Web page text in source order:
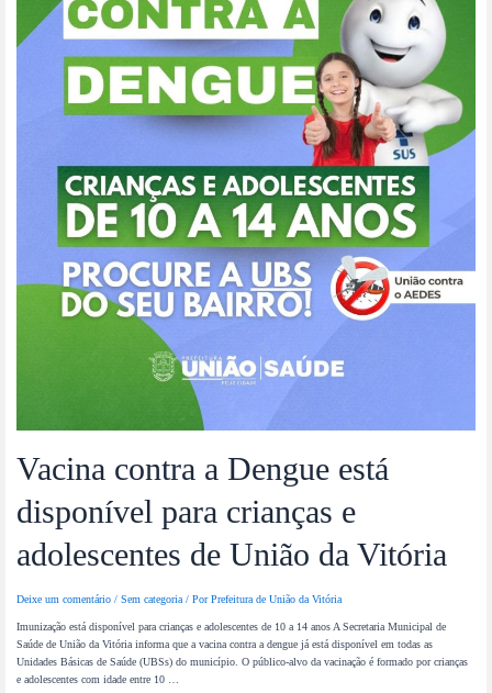
Vacina contra a Dengue está
disponível para crianças e
adolescentes de União da Vitória
Deixe um comentário /Sem categoria / PorPrefeitura de União da Vitória
Imunização está disponível para crianças e adolescentes de 10 a 14 anos A Secretaria Municipal de
Saúde de União da Vitória informa que a vacina contra a dengue já está disponível em todas as
Unidades Básicas de Saúde (UBSs) do município. O público-alvo da vacinação é formado por crianças
e adolescentes com idade entre 10 …